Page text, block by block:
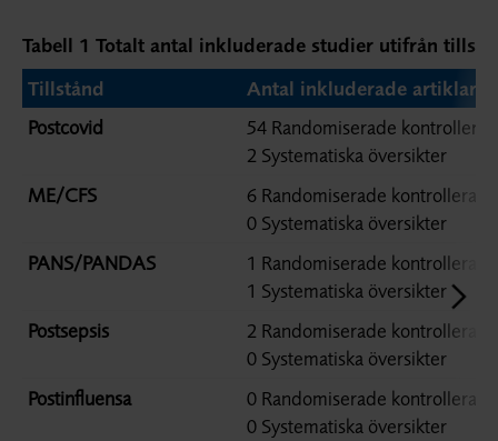
Tabell 1 Totalt antal inkluderade studier utifrån
Tillstånd
Antal inkluderade artiklar
Postcovid
54 Randomiserade
2 Systematiska översikter
ME/CFS
6 Randomiserade
0 Systematiska översikter
PANS/PANDAS
1 Randomiserade
1 Systematiska översikter
Postsepsis
2 Randomiserade
0 Systematiska översikter
Postinfluensa
0 Randomiserade
0 Systematiska översikter